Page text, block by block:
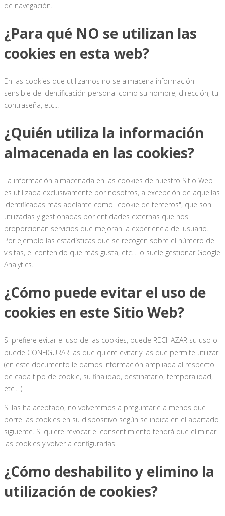
de navegación.
¿Para qué NO se utilizan las
cookies en esta web?
En las cookies que utilizamos no se almacena información
sensible de identificación personal como su nombre, dirección, tu
contraseña, etc...
¿Quién utiliza la información
almacenada en las cookies?
La información almacenada en las cookies de nuestro Sitio Web
es utilizada exclusivamente por nosotros, a excepción de aquellas
identificadas más adelante como "cookie de terceros", que son
utilizadas y gestionadas por entidades externas que nos
proporcionan servicios que mejoran la experiencia del usuario.
Por ejemplo las estadísticas que se recogen sobre el número de
visitas, el contenido que más gusta, etc... lo suele gestionar Google
Analytics.
¿Cómo puede evitar el uso de
cookies en este Sitio Web?
Si prefiere evitar el uso de las cookies, puede RECHAZAR su uso o
puede CONFIGURAR las que quiere evitar y las que permite utilizar
(en este documento le damos información ampliada al respecto
de cada tipo de cookie, su finalidad, destinatario, temporalidad,
etc... ).
Si las ha aceptado, no volveremos a preguntarle a menos que
borre las cookies en su dispositivo según se indica en el apartado
siguiente. Si quiere revocar el consentimiento tendrá que eliminar
las cookies y volver a configurarlas.
¿Cómo deshabilito y elimino la
utilización de cookies?